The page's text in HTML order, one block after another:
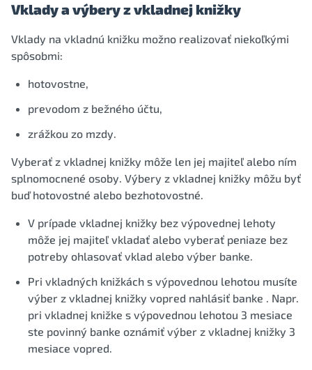
Vklady a výbery z vkladnej knižky
Vklady na vkladnú knižku možno realizovať niekoľkými
spôsobmi:
hotovostne,
prevodom z bežného účtu,
zrážkou zo mzdy.
Vyberať z vkladnej knižky môže len jej majiteľ alebo ním
splnomocnené osoby. Výbery z vkladnej knižky môžu byť
buď hotovostné alebo bezhotovostné.
V prípade vkladnej knižky bez výpovednej lehoty
môže jej majiteľ vkladať alebo vyberať peniaze bez
potreby ohlasovať vklad alebo výber banke.
Pri vkladných knižkách s výpovednou lehotou musíte
výber z vkladnej knižky vopred nahlásiť banke . Napr.
pri vkladnej knižke s výpovednou lehotou 3 mesiace
ste povinný banke oznámiť výber z vkladnej knižky 3
mesiace vopred.